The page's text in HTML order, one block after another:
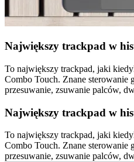
Największy trackpad w
To największy trackpad, jaki
Combo Touch. Znane sterowanie
przesuwanie, zsuwanie palców,
Największy trackpad w
To największy trackpad, jaki
Combo Touch. Znane sterowanie
przesuwanie, zsuwanie palców,